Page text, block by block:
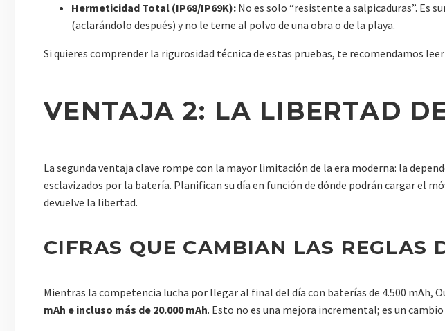
Hermeticidad Total (IP68/IP69K): No es solo “resistente a salpicaduras”. Es
(aclarándolo después) y no le teme al polvo de una obra o de la playa.
Si quieres comprender la rigurosidad técnica de estas pruebas, te recomendamos
VENTAJA 2: LA LIBERTAD
La segunda ventaja clave rompe con la mayor limitación de la era moderna: la
esclavizados por la batería. Planifican su día en función de dónde podrán cargar el
devuelve la libertad.
CIFRAS QUE CAMBIAN LAS REGLAS
Mientras la competencia lucha por llegar al final del día con baterías de 4.500 mAh,
mAh e incluso más de 20.000 mAh. Esto no es una mejora incremental; es un